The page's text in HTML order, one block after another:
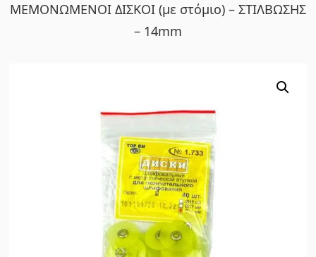
ΜΕΜΟΝΩΜΕΝΟΙ ΔΙΣΚΟΙ (με στόμιο) – ΣΤΙΛΒΩΣΗΣ
– 14mm